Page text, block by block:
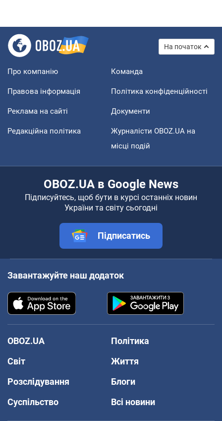
На початок
Про компанію Команда
Правова інформація Політика конфіденційності
Реклама на сайті Документи
Редакційна політика
Журналісти OBOZ.UA на
місці подій
OBOZ.UA в Google News
Підписуйтесь, щоб бути в курсі останніх новин
України та світу сьогодні
Підписатись
Завантажуйте наш додаток
OBOZ.UA
Політика
Світ
Життя
Розслідування
Блоги
Суспільство
Всі новини